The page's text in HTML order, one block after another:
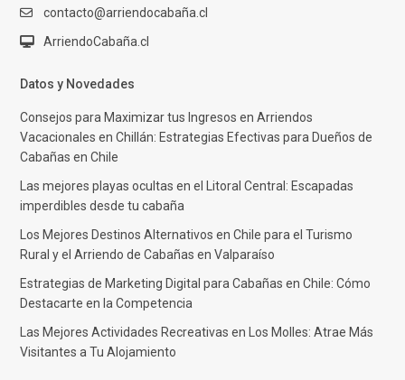
contacto@arriendocabaña.cl
ArriendoCabaña.cl
Datos y Novedades
Consejos para Maximizar tus Ingresos en Arriendos
Vacacionales en Chillán: Estrategias Efectivas para Dueños de
Cabañas en Chile
Las mejores playas ocultas en el Litoral Central: Escapadas
imperdibles desde tu cabaña
Los Mejores Destinos Alternativos en Chile para el Turismo
Rural y el Arriendo de Cabañas en Valparaíso
Estrategias de Marketing Digital para Cabañas en Chile: Cómo
Destacarte en la Competencia
Las Mejores Actividades Recreativas en Los Molles: Atrae Más
Visitantes a Tu Alojamiento